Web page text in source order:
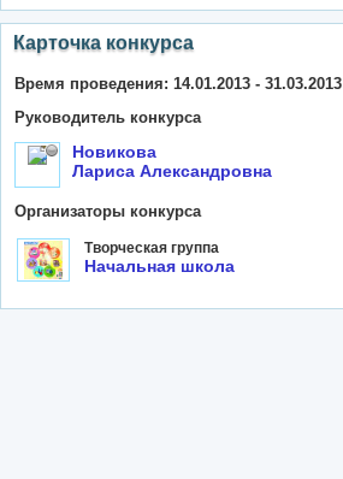
Карточка конкурса
Время проведения: 14.01.2013 - 31.03.2013
Руководитель конкурса
Новикова
Лариса Александровна
Организаторы конкурса
Творческая группа
Начальная школа